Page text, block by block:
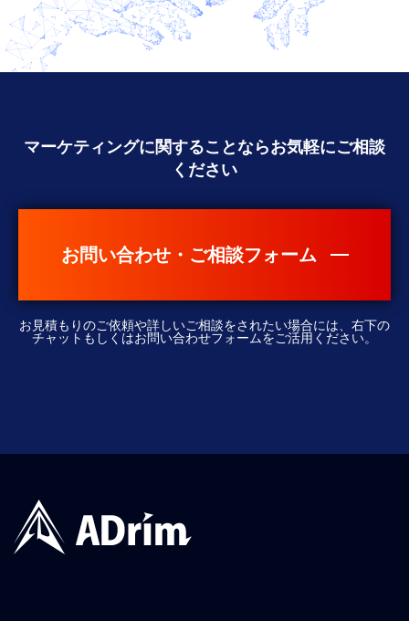
マーケティングに関することならお気軽にご相談
ください
お問い合わせ・ご相談フォーム
お見積もりのご依頼や詳しいご相談をされたい場合には、右下の
チャットもしくはお問い合わせフォームをご活用ください。